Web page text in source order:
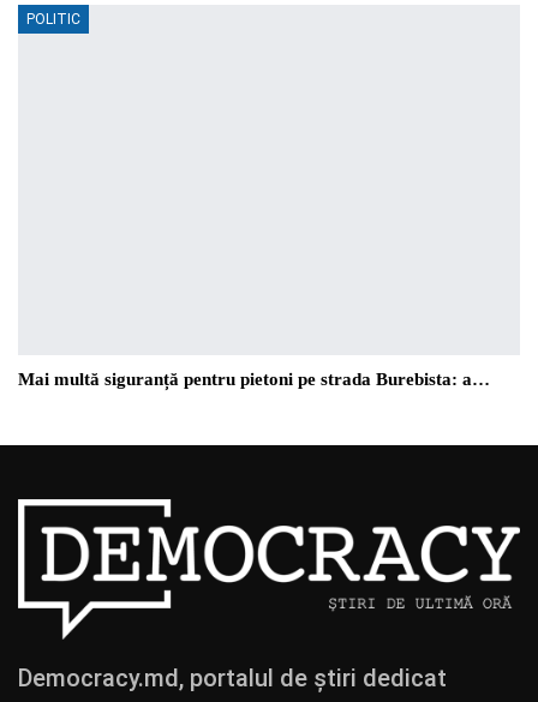
POLITIC
Mai multă siguranță pentru pietoni pe strada Burebista: a…
Democracy.md, portalul de știri dedicat